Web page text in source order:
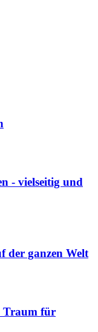
- vielseitig und
der ganzen Welt
Traum für